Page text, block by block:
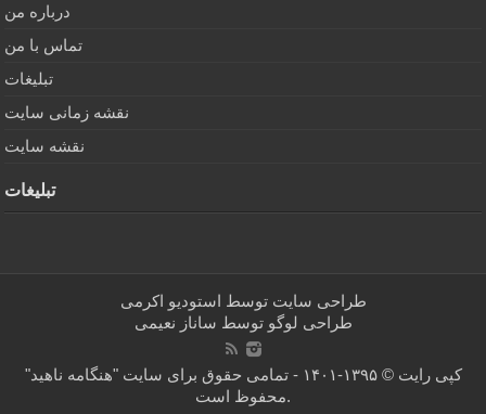
درباره من
تماس با من
تبلیغات
نقشه زمانی سایت
نقشه سایت
تبلیغات
طراحی سایت توسط استودیو اکرمی
طراحی لوگو توسط ساناز نعیمی
کپی رایت © ۱۳۹۵-۱۴۰۱ - تمامی حقوق برای سایت "هنگامه ناهید"
محفوظ است.